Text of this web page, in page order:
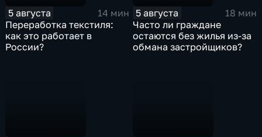
5 августа
14 мин
Переработка текстиля:
как это работает в
России?
5 августа
18 мин
Часто ли граждане
остаются без жилья из-за
обмана застройщиков?